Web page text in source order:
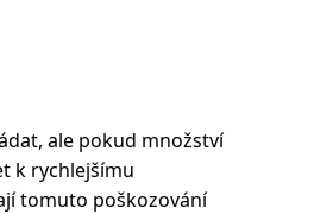
ale pokud množství
k rychlejšímu
tomuto poškozování